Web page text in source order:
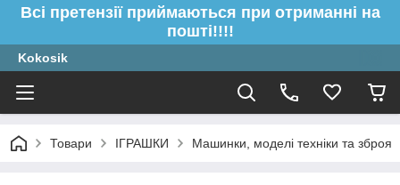
Всі претензії приймаються при отриманні на
пошті!!!!
Kokosik
Товари ІГРАШКИ Машинки, моделі техніки та зброя